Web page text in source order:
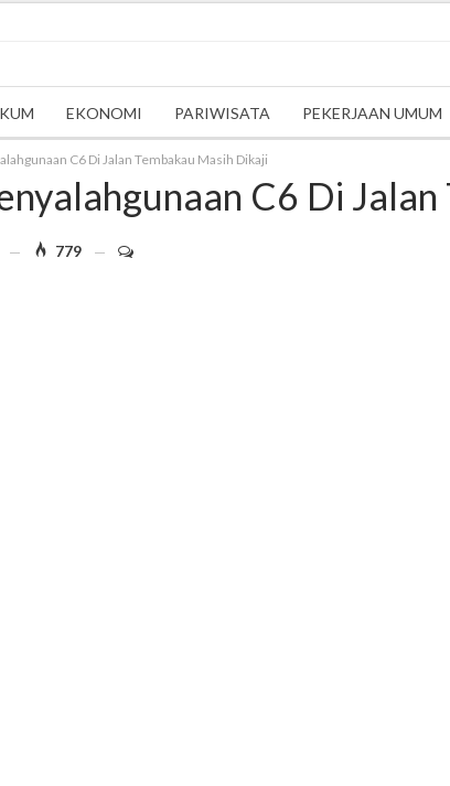
EKONOMI PARIWISATA PEKERJAAN UMUM
C6 Di Jalan Tembakau Masih Dikaji
C6 Di
779